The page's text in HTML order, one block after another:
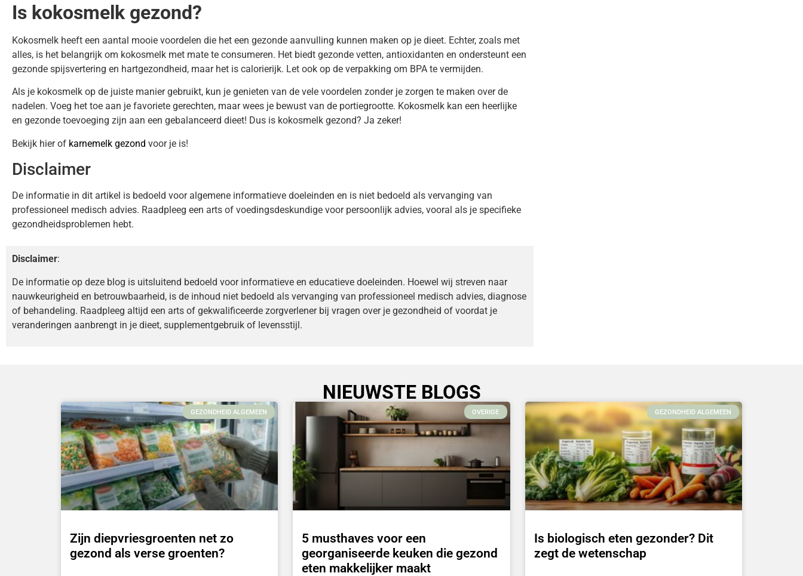
Is kokosmelk gezond?
Kokosmelk heeft een aantal mooie voordelen die het een gezonde aanvulling kunnen maken op je dieet. Echter, zoals met
alles, is het belangrijk om kokosmelk met mate te consumeren. Het biedt gezonde vetten, antioxidanten en ondersteunt een
gezonde spijsvertering en hartgezondheid, maar het is calorierijk. Let ook op de verpakking om BPA te vermijden.
Als je kokosmelk op de juiste manier gebruikt, kun je genieten van de vele voordelen zonder je zorgen te maken over de
nadelen. Voeg het toe aan je favoriete gerechten, maar wees je bewust van de portiegrootte. Kokosmelk kan een heerlijke
en gezonde toevoeging zijn aan een gebalanceerd dieet! Dus is kokosmelk gezond? Ja zeker!
Bekijk hier of karnemelk gezond voor je is!
Disclaimer
De informatie in dit artikel is bedoeld voor algemene informatieve doeleinden en is niet bedoeld als vervanging van
professioneel medisch advies. Raadpleeg een arts of voedingsdeskundige voor persoonlijk advies, vooral als je specifieke
gezondheidsproblemen hebt.
Disclaimer:
De informatie op deze blog is uitsluitend bedoeld voor informatieve en educatieve doeleinden. Hoewel wij streven naar
nauwkeurigheid en betrouwbaarheid, is de inhoud niet bedoeld als vervanging van professioneel medisch advies, diagnose
of behandeling. Raadpleeg altijd een arts of gekwalificeerde zorgverlener bij vragen over je gezondheid of voordat je
veranderingen aanbrengt in je dieet, supplementgebruik of levensstijl.
NIEUWSTE BLOGS
GEZONDHEID ALGEMEEN
Zijn diepvriesgroenten net zo
gezond als verse groenten?
OVERIGE
5 musthaves voor een
georganiseerde keuken die gezond
eten makkelijker maakt
GEZONDHEID ALGEMEEN
Is biologisch eten gezonder? Dit
zegt de wetenschap